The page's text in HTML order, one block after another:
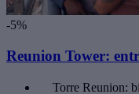
-5%
Reunion Tower:
Torre Reunion: